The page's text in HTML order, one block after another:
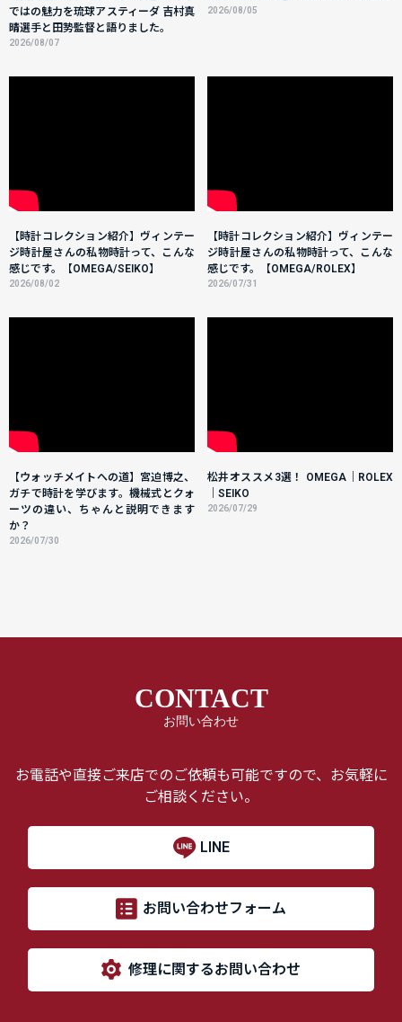
ではの魅力を琉球アスティーダ 吉村真
晴選手と田㔟監督と語りました。
2026/08/07
2026/08/05
【時計コレクション紹介】ヴィンテー
ジ時計屋さんの私物時計って、こんな
感じです。【OMEGA/SEIKO】
2026/08/02
【時計コレクション紹介】ヴィンテー
ジ時計屋さんの私物時計って、こんな
感じです。【OMEGA/ROLEX】
2026/07/31
【ウォッチメイトへの道】宮迫博之、
ガチで時計を学びます。機械式とクォ
ーツの違い、ちゃんと説明できます
か？
2026/07/30
松井オススメ3選！ OMEGA｜ROLEX
｜SEIKO
2026/07/29
CONTACT
お問い合わせ
お電話や直接ご来店でのご依頼も可能ですので、お気軽に
ご相談ください。
LINE
お問い合わせフォーム
修理に関するお問い合わせ